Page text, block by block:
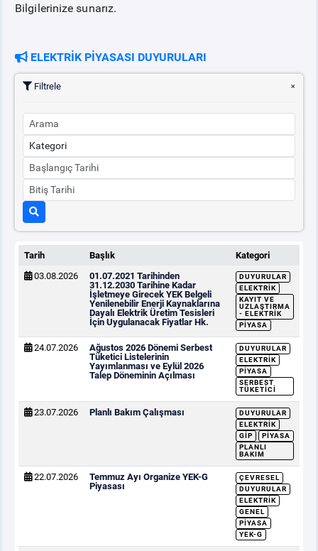
Bilgilerinize sunarız.
ELEKTRİK PİYASASI DUYURULARI
Filtrele
Tarih Başlık
Kategori
03.08.2026
01.07.2021 Tarihinden
31.12.2030 Tarihine Kadar
İşletmeye Girecek YEK Belgeli
Yenilenebilir Enerji Kaynaklarına
Dayalı Elektrik Üretim Tesisleri
İçin Uygulanacak Fiyatlar Hk.
DUYURULAR
ELEKTRIK
KAYIT VE
UZLAŞTIRMA
- ELEKTRIK
PIYASA
24.07.2026
Ağustos 2026 Dönemi Serbest
Tüketici Listelerinin
Yayımlanması ve Eylül 2026
Talep Döneminin Açılması
DUYURULAR
ELEKTRIK
PIYASA
SERBEST
TÜKETICI
23.07.2026 Planlı Bakım Çalışması
DUYURULAR
ELEKTRIK
GİP
PIYASA
PLANLI
BAKIM
22.07.2026
Temmuz Ayı Organize YEK-G
Piyasası
ÇEVRESEL
DUYURULAR
ELEKTRIK
GENEL
PIYASA
YEK-G